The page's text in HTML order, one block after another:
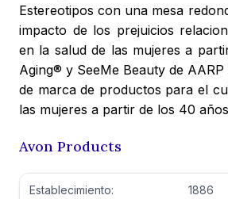
Estereotipos con una mesa
impacto de los prejuicios
en la salud de las mujeres a
Aging® y SeeMe Beauty de
de marca de productos para el
las mujeres a partir de los 40
Avon Products
Establecimiento: 1886